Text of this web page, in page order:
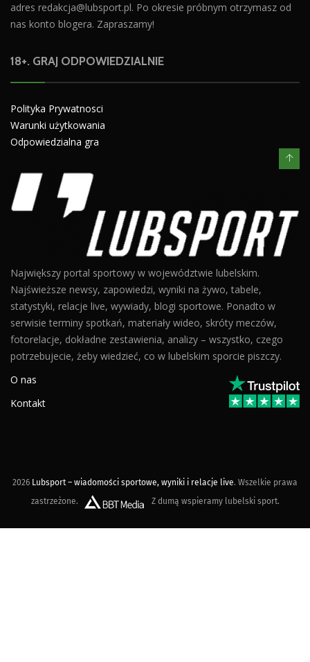
adres redakcja@lubsport.pl. Po okresie próbnym otrzymasz od
nas konto blogera. Zapraszamy!
18+. GRAJ ODPOWIEDZIALNIE
Polityka Prywatnosci
Warunki użytkowania
Odpowiedzialna gra
Największy portal sportowy w województwie lubelskim.
Najświeższe newsy, zapowiedzi, wyniki na żywo, tabele,
statystyki, relacje live, wywiady, blogi sportowe. Ponadto w
serwisie terminy spotkań, materiały wideo, skróty meczów,
fotorelacje, dokładne zestawienia, analizy – wszystko, czego
potrzebujecie, żeby wiedzieć, co w lubelskim sporcie piszczy.
O nas
Kontakt
2026 Lubsport – wiadomości sportowe, wyniki i relacje live. Wszelkie prawa
zastrzeżone.
Z dumą wspieramy lubelski sport.